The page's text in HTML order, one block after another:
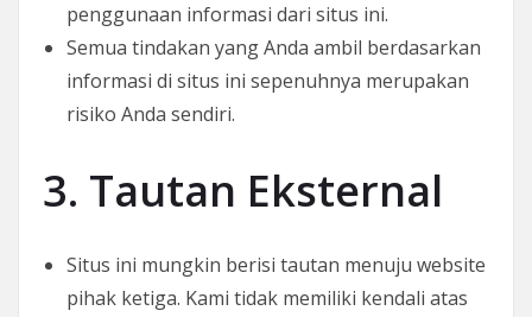
penggunaan informasi dari situs ini.
Semua tindakan yang Anda ambil berdasarkan
informasi di situs ini sepenuhnya merupakan
risiko Anda sendiri.
3. Tautan Eksternal
Situs ini mungkin berisi tautan menuju website
pihak ketiga. Kami tidak memiliki kendali atas